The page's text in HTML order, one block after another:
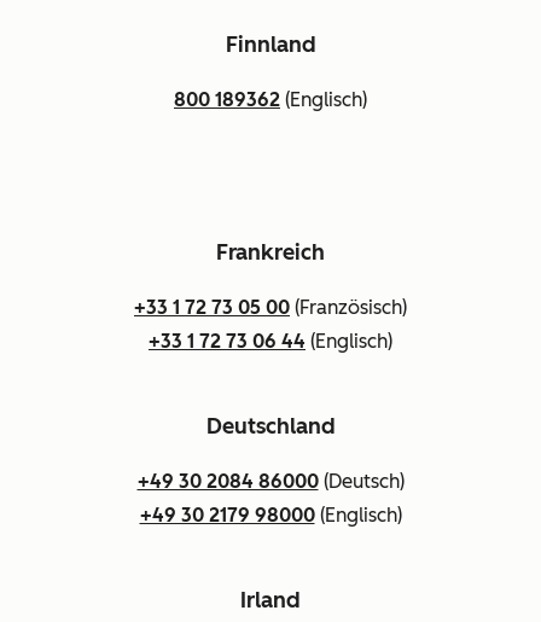
Finnland
800 189362 (Englisch)
Frankreich
+33 1 72 73 05 00 (Französisch)
+33 1 72 73 06 44 (Englisch)
Deutschland
+49 30 2084 86000(Deutsch)
+49 30 2179 98000(Englisch)
Irland